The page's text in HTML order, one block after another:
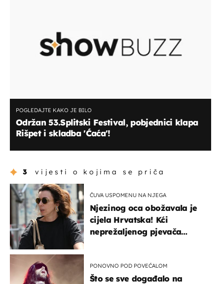
POGLEDAJTE KAKO JE BILO
Održan 53.Splitski Festival, pobjednici klapa
Rišpet i skladba 'Ćaća'!
3 vijesti o kojima se priča
ČUVA USPOMENU NA NJEGA
Njezinog oca obožavala je
cijela Hrvatska! Kći
neprežaljenog pjevača
PONOVNO POD POVEĆALOM
Što se sve događalo na